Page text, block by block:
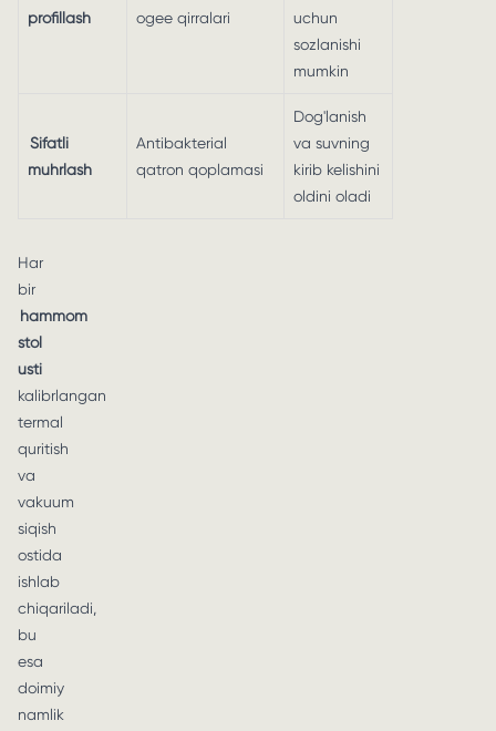
profillash ogee qirralari
uchun
sozlanishi
mumkin
Sifatli
muhrlash
Antibakterial
qatron qoplamasi
Dog'lanish
va suvning
kirib kelishini
oldini oladi
Har
bir
hammom
stol
usti
kalibrlangan
termal
quritish
va
vakuum
siqish
ostida
ishlab
chiqariladi,
bu
esa
doimiy
namlik